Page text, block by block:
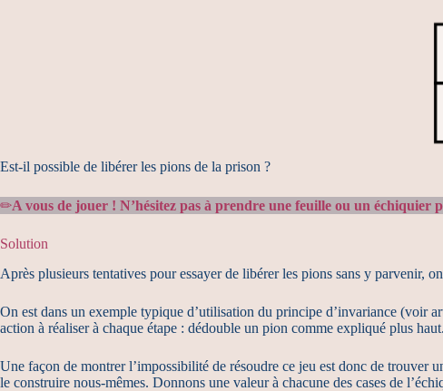
Est-il possible de libérer les pions de la prison ?
✏A vous de jouer ! N’hésitez pas à prendre une feuille ou un échiquier
Solution
Après plusieurs tentatives pour essayer de libérer les pions sans y parvenir,
On est dans un exemple typique d’utilisation du principe d’invariance (voir
action à réaliser à chaque étape : dédouble un pion comme expliqué plus
Une façon de montrer l’impossibilité de résoudre ce jeu est donc de trouver
le construire nous-mêmes. Donnons une valeur à chacune des cases de